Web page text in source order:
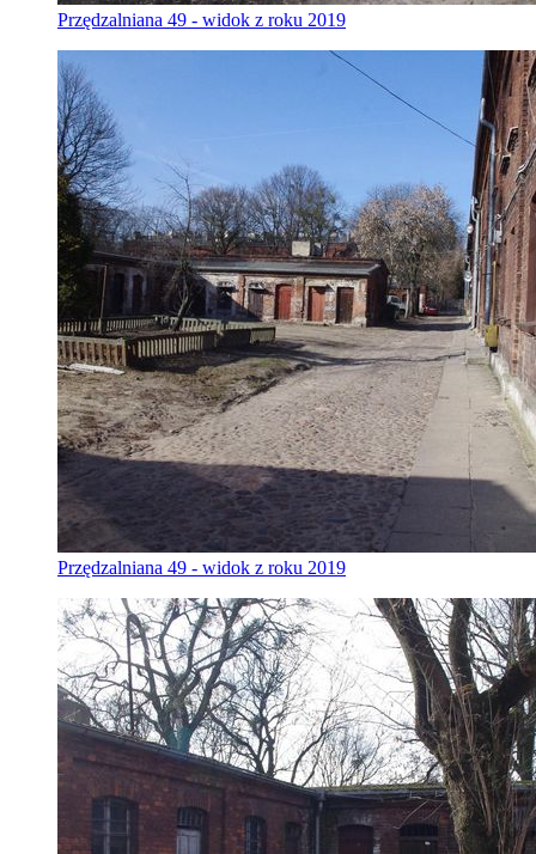
Przędzalniana 49 - widok z roku 2019
Przędzalniana 49 - widok z roku 2019